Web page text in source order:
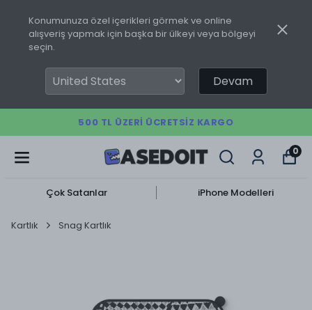
Konumunuza özel içerikleri görmek ve online
alışveriş yapmak için başka bir ülkeyi veya bölgeyi
seçin.
Devam
500 TL ÜZERI ÜCRETSIZ KARGO
0
Çok Satanlar iPhone Modelleri
Kartlık Snag Kartlık